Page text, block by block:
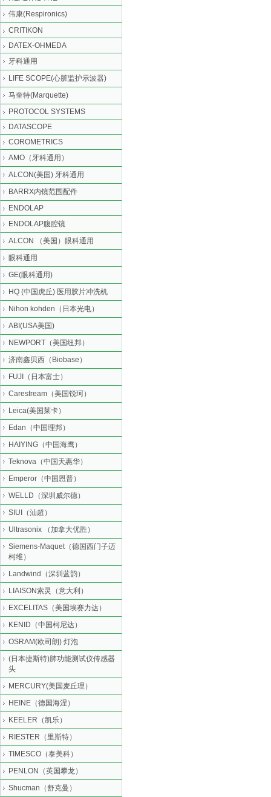
伟康(Respironics)
CRITIKON
DATEX-OHMEDA
牙科通用
LIFE SCOPE(心脏监护示波器)
马奎特(Marquette)
PROTOCOL SYSTEMS
DATASCOPE
COROMETRICS
AMO（牙科通用）
ALCON(美国) 牙科通用
BARRX内镜范围配件
ENDOLAP
ENDOLAP腹腔镜
ALCON （美国）眼科通用
眼科通用
GE(眼科通用)
HQ (中国虎丘) 医用胶片冲洗机
Nihon kohden（日本光电）
ABI(USA美国)
NEWPORT（美国纽邦）
济南鑫贝西（Biobase）
FUJI（日本富士）
Carestream（美国锐珂）
Leica(美国莱卡）
Edan（中国理邦）
HAIYING（中国海鹰）
Teknova（中国天惠华）
Emperor（中国恩普）
WELLD（深圳威尔德）
SIUI（汕超）
Ultrasonix （加拿大优胜）
Siemens-Maquet（德国西门子迈
柯维）
Landwind（深圳蓝韵）
LIAISON索灵（意大利）
EXCELITAS（美国埃赛力达）
KENID（中国柯尼达）
OSRAM(欧司朗) 灯泡
(日本捷斯特)肺功能测试仪传感器
头
MERCURY(美国麦丘理）
HEINE（德国海涅）
KEELER（凯乐）
RIESTER（里斯特）
TIMESCO（泰美科）
PENLON（英国攀龙）
Shucman（舒克曼）